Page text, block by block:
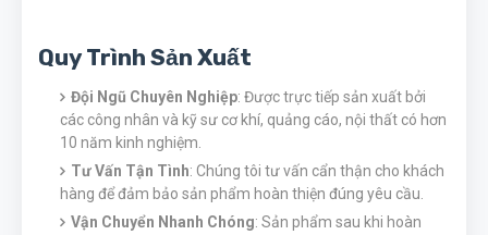
Quy Trình Sản Xuất
Đội Ngũ Chuyên Nghiệp: Được trực tiếp sản xuất bởi
các công nhân và kỹ sư cơ khí, quảng cáo, nội thất có hơn
10 năm kinh nghiệm.
Tư Vấn Tận Tình: Chúng tôi tư vấn cẩn thận cho khách
hàng để đảm bảo sản phẩm hoàn thiện đúng yêu cầu.
Vận Chuyển Nhanh Chóng: Sản phẩm sau khi hoàn